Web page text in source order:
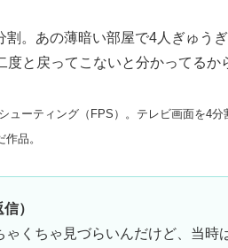
割。あの薄暗い部屋で4人ぎゅう
と戻ってこないと分かってるか
ーティング（FPS）。テレビ画面を4
品。
）
くちゃ見づらいんだけど、当時